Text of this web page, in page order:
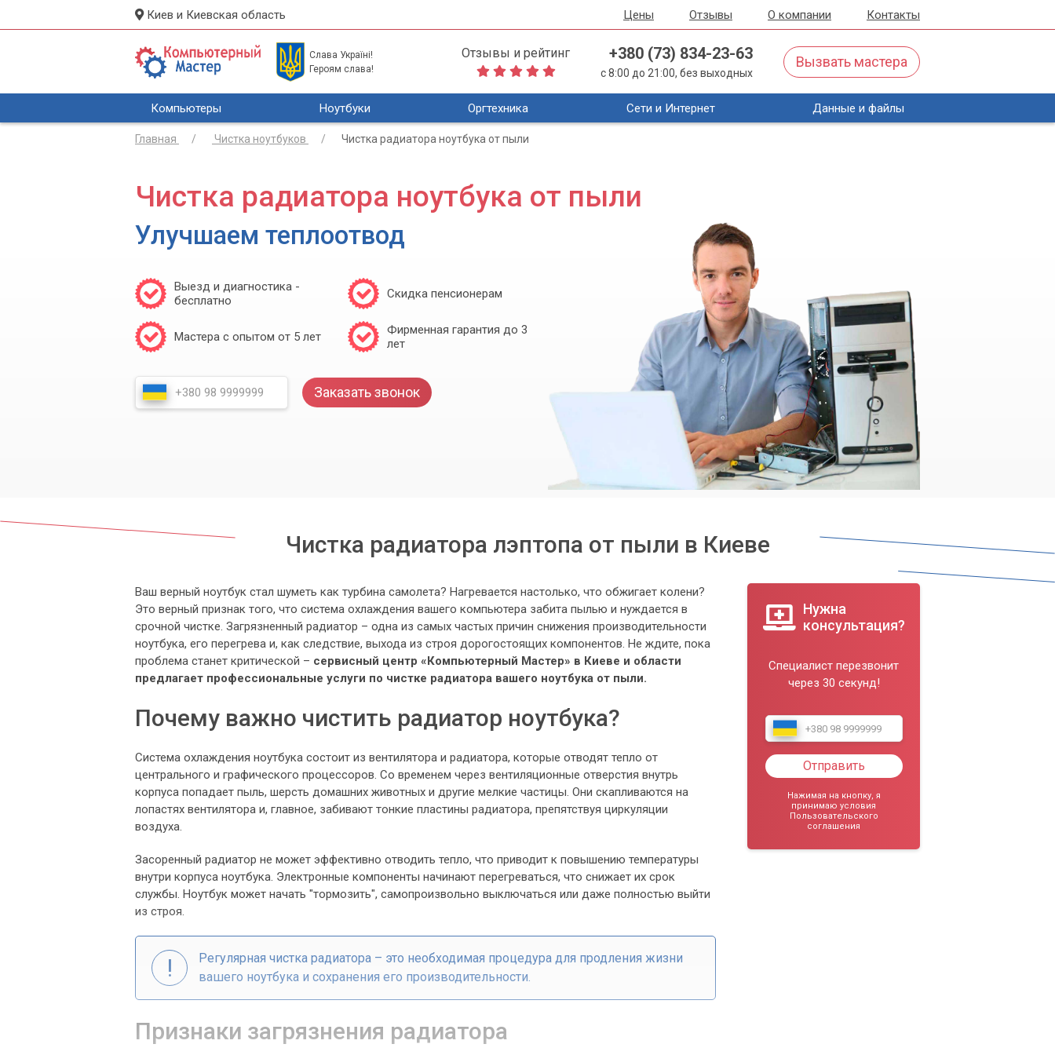
Киев и Киевская область Цены Отзывы О компании Контакты
Слава Україні!
Героям слава!
Отзывы и рейтинг +380 (73) 834-23-63
с 8:00 до 21:00, без выходных
Вызвать мастера
Компьютеры Ноутбуки Оргтехника Сети и Интернет Данные и файлы
Главная Чистка ноутбуков Чистка радиатора ноутбука от пыли
Чистка радиатора ноутбука от пыли
Улучшаем теплоотвод
Выезд и диагностика -
бесплатно
Скидка пенсионерам
Мастера с опытом от 5 лет
Фирменная гарантия до 3
лет
Заказать звонок
Чистка радиатора лэптопа от пыли в Киеве
Ваш верный ноутбук стал шуметь как турбина самолета? Нагревается настолько, что обжигает колени?
Это верный признак того, что система охлаждения вашего компьютера забита пылью и нуждается в
срочной чистке. Загрязненный радиатор – одна из самых частых причин снижения производительности
ноутбука, его перегрева и, как следствие, выхода из строя дорогостоящих компонентов. Не ждите, пока
проблема станет критической – сервисный центр «Компьютерный Мастер» в Киеве и области
предлагает профессиональные услуги по чистке радиатора вашего ноутбука от пыли.
Почему важно чистить радиатор ноутбука?
Система охлаждения ноутбука состоит из вентилятора и радиатора, которые отводят тепло от
центрального и графического процессоров. Со временем через вентиляционные отверстия внутрь
корпуса попадает пыль, шерсть домашних животных и другие мелкие частицы. Они скапливаются на
лопастях вентилятора и, главное, забивают тонкие пластины радиатора, препятствуя циркуляции
воздуха.
Засоренный радиатор не может эффективно отводить тепло, что приводит к повышению температуры
внутри корпуса ноутбука. Электронные компоненты начинают перегреваться, что снижает их срок
службы. Ноутбук может начать "тормозить", самопроизвольно выключаться или даже полностью выйти
из строя.
Регулярная чистка радиатора – это необходимая процедура для продления жизни
вашего ноутбука и сохранения его производительности.
Признаки загрязнения радиатора
Нужна
консультация?
Специалист перезвонит
через 30 секунд!
Отправить
Нажимая на кнопку, я
принимаю условия
Пользовательского
соглашения